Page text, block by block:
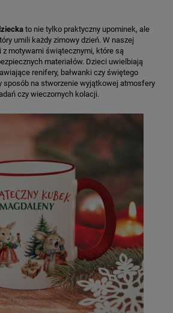
to nie tylko praktyczny upominek, ale
umili każdy zimowy dzień. W naszej
motywami świątecznymi, które są
materiałów. Dzieci uwielbiają
renifery, bałwanki czy świętego
sposób na stworzenie wyjątkowej atmosfery
czy wieczornych kolacji.